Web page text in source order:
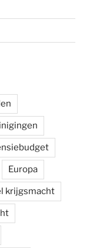
Europa
krijgsmacht